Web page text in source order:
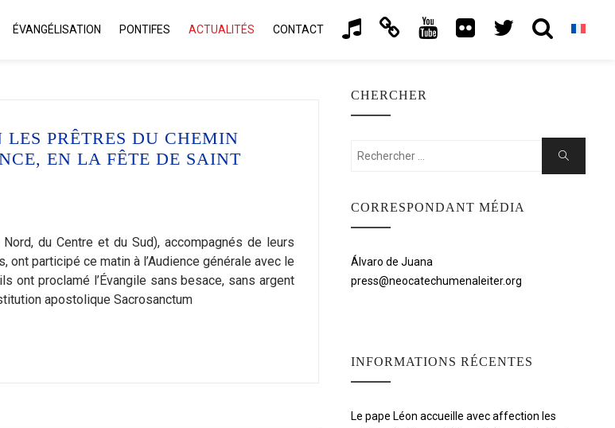
ÉVANGÉLISATION PONTIFES ACTUALITÉS CONTACT
PRÊTRES DU CHEMIN
EN LA FÊTE DE SAINT
du Centre et du Sud), accompagnés de leurs
participé ce matin à l’Audience générale avec le
ont proclamé l’Évangile sans besace, sans argent
apostolique Sacrosanctum
CHERCHER
Rechercher:
Chercher
CORRESPONDANT MÉDIA
Álvaro de Juana
press@neocatechumenaleiter.org
INFORMATIONS RÉCENTES
Le pape Léon accueille avec affection les